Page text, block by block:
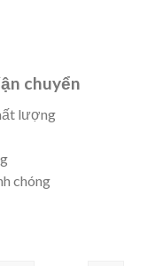
chuyển
lượng
chóng